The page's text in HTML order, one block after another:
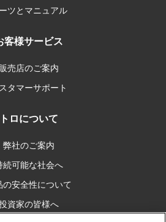
ツとマニュアル
客様サービス
売店のご案内
タマーサポート
トロについて
弊社のご案内
続可能な社会へ
の安全性について
資家の皆様へ